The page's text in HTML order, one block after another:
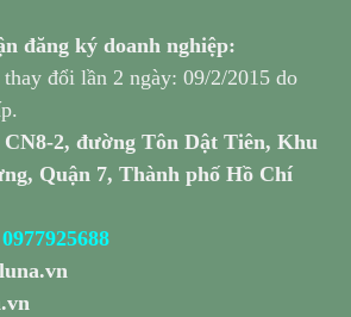
đăng ký doanh nghiệp:
thay đổi lần 2 ngày: 09/2/2015 do
2, đường Tôn Dật Tiên, Khu
Quận 7, Thành phố Hồ Chí
0977925688